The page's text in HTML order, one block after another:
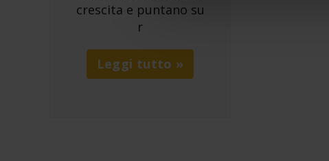
crescita e puntano su
r
Leggi tutto »